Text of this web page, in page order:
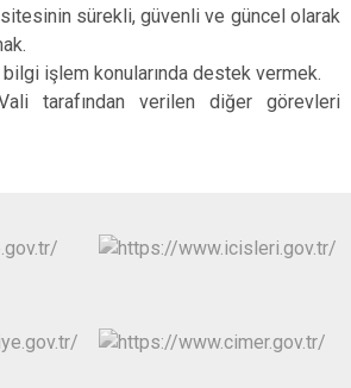
sürekli, güvenli ve güncel olarak
işlem konularında destek vermek.
tarafından verilen diğer görevleri